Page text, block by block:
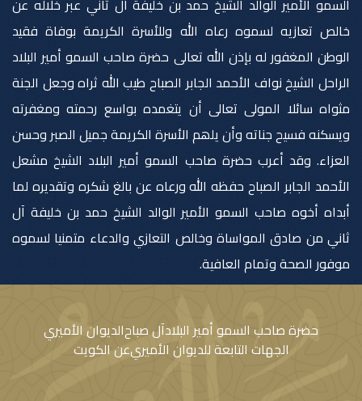
السمو الأمير الوالد الشيخ حمد بن خليفة آل ثاني عبر خلاله عن
خالص تعازيه لسموه رعاه الله وللأسرة الكريمة بوفاة فقيد
الوطن المغفور له بإذن الله تعالى حضرة صاحب السمو أمير البلاد
الراحل الشيخ نواف الأحمد الجابر الصباح طيب الله ثراه وجعل الجنة
مثواه سائلا المولى تعالى أن يتغمده بواسع رحمته ومغفرته
ويسكنه فسيح جناته وأن يلھم الأسرة الكريمة جميل الصبر وحسن
العزاء. وقد أعرب حضرة صاحب السمو أمير البلاد الشيخ مشعل
الأحمد الجابر الصباح حفظه الله ورعاه عن بالغ شكره وتقديره لما
أبداه أخوه صاحب السمو الأمير الوالد الشيخ حمد بن خليفة آل
ثاني من صادق المواساة وخالص التعازي والدعاء متمنيا لسموه
موفور الصحة وتمام العافية.
حضرة صاحب السمو أمير البلادآل صباحالديوان الأميري
الجهات التابعة للديوان الأميريعن الكويت